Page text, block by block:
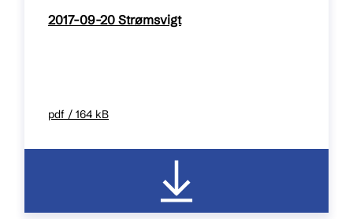
2017-09-20 Strømsvigt
pdf / 164 kB